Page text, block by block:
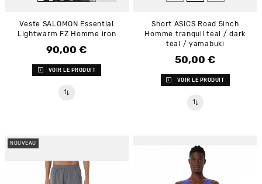
Veste SALOMON Essential
Lightwarm FZ Homme iron
Prix
90,00 €
VOIR LE PRODUIT
Short ASICS Road 5inch
Homme tranquil teal / dark
teal / yamabuki
Prix
50,00 €
VOIR LE PRODUIT
NOUVEAU